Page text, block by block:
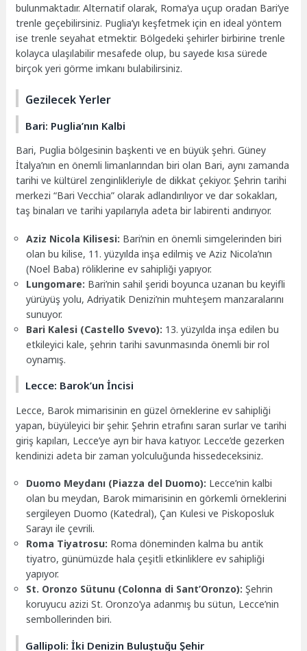
bulunmaktadır. Alternatif olarak, Roma’ya uçup oradan Bari’ye
trenle geçebilirsiniz. Puglia’yı keşfetmek için en ideal yöntem
ise trenle seyahat etmektir. Bölgedeki şehirler birbirine trenle
kolayca ulaşılabilir mesafede olup, bu sayede kısa sürede
birçok yeri görme imkanı bulabilirsiniz.
Gezilecek Yerler
Bari: Puglia’nın Kalbi
Bari, Puglia bölgesinin başkenti ve en büyük şehri. Güney
İtalya’nın en önemli limanlarından biri olan Bari, aynı zamanda
tarihi ve kültürel zenginlikleriyle de dikkat çekiyor. Şehrin tarihi
merkezi “Bari Vecchia” olarak adlandırılıyor ve dar sokakları,
taş binaları ve tarihi yapılarıyla adeta bir labirenti andırıyor.
Aziz Nicola Kilisesi: Bari’nin en önemli simgelerinden biri
olan bu kilise, 11. yüzyılda inşa edilmiş ve Aziz Nicola’nın
(Noel Baba) röliklerine ev sahipliği yapıyor.
Lungomare: Bari’nin sahil şeridi boyunca uzanan bu keyifli
yürüyüş yolu, Adriyatik Denizi’nin muhteşem manzaralarını
sunuyor.
Bari Kalesi (Castello Svevo): 13. yüzyılda inşa edilen bu
etkileyici kale, şehrin tarihi savunmasında önemli bir rol
oynamış.
Lecce: Barok’un İncisi
Lecce, Barok mimarisinin en güzel örneklerine ev sahipliği
yapan, büyüleyici bir şehir. Şehrin etrafını saran surlar ve tarihi
giriş kapıları, Lecce’ye ayrı bir hava katıyor. Lecce’de gezerken
kendinizi adeta bir zaman yolculuğunda hissedeceksiniz.
Duomo Meydanı (Piazza del Duomo): Lecce’nin kalbi
olan bu meydan, Barok mimarisinin en görkemli örneklerini
sergileyen Duomo (Katedral), Çan Kulesi ve Piskoposluk
Sarayı ile çevrili.
Roma Tiyatrosu: Roma döneminden kalma bu antik
tiyatro, günümüzde hala çeşitli etkinliklere ev sahipliği
yapıyor.
St. Oronzo Sütunu (Colonna di Sant’Oronzo): Şehrin
koruyucu azizi St. Oronzo’ya adanmış bu sütun, Lecce’nin
sembollerinden biri.
Gallipoli: İki Denizin Buluştuğu Şehir